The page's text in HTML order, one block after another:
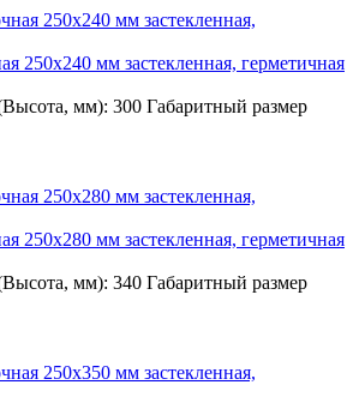
250х240 мм застекленная, герметичная
мм): 300 Габаритный размер
250х280 мм застекленная, герметичная
мм): 340 Габаритный размер